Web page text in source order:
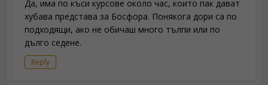
Да, има по къси курсове около час, които пак дават
хубава представа за Босфора. Понякога дори са по
подходящи, ако не обичаш много тълпи или по
дълго седене.
Reply